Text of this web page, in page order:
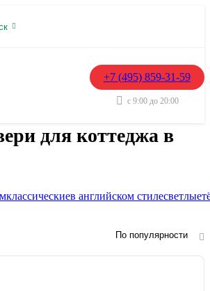
+7 (495) 859-31-59
с 9:00 до 20:00
для коттеджа в
классическиев английском стилесветлые
По популярности